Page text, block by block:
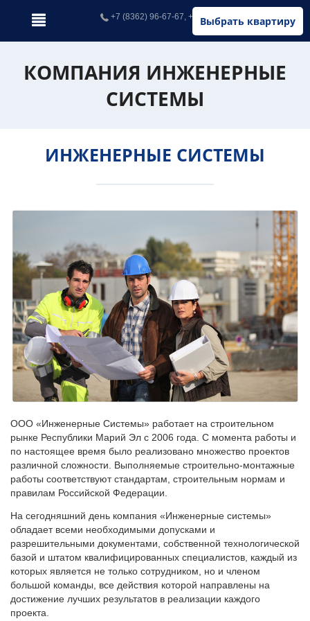
Выбрать квартиру
+7 (8362) 96-67-67, +7 (902) 326-67-67
КОМПАНИЯ ИНЖЕНЕРНЫЕ
СИСТЕМЫ
ИНЖЕНЕРНЫЕ СИСТЕМЫ
ООО «Инженерные Системы» работает на строительном
рынке Республики Марий Эл с 2006 года. С момента работы и
по настоящее время было реализовано множество проектов
различной сложности. Выполняемые строительно-монтажные
работы соответствуют стандартам, строительным нормам и
правилам Российской Федерации.
На сегодняшний день компания «Инженерные системы»
обладает всеми необходимыми допусками и
разрешительными документами, собственной технологической
базой и штатом квалифицированных специалистов, каждый из
которых является не только сотрудником, но и членом
большой команды, все действия которой направлены на
достижение лучших результатов в реализации каждого
проекта.